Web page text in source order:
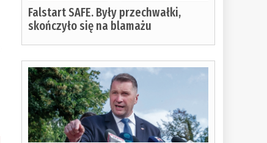
Falstart SAFE. Były przechwałki,
skończyło się na blamażu